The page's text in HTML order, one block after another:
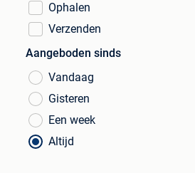
Ophalen
Verzenden
Aangeboden sinds
Vandaag
Gisteren
Een week
Altijd